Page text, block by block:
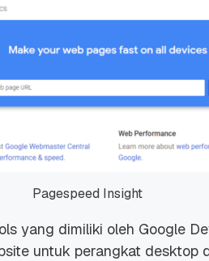
Pagespeed Insight
yang dimiliki oleh Google
untuk perangkat desktop